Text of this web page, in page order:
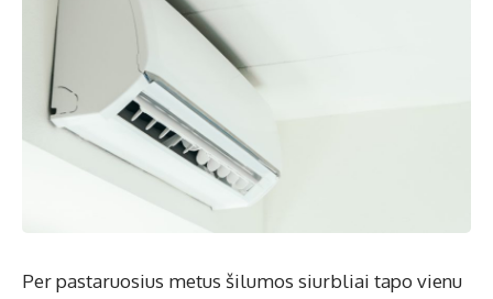
Per pastaruosius metus šilumos siurbliai tapo vienu